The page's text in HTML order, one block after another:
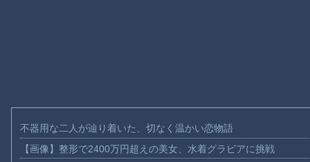
不器用な二人が辿り着いた、切なく温かい恋物語
【画像】整形で2400万円超えの美女、水着グラビアに挑戦